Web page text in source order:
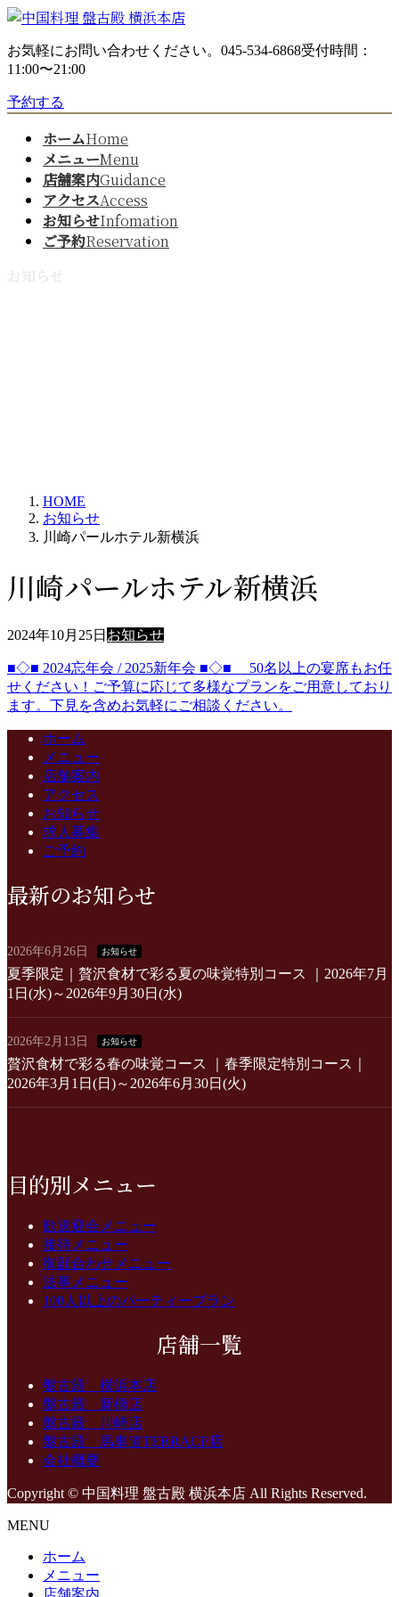
コ
テ
ン
へ
ナ
ゲ
ー
ョ
お気軽にお問い合わせください。 045-534-6868受付時間：
11:00〜21:00
予約する
ホームHome
メニューMenu
店舗案内Guidance
アクセスAccess
お知らせInfomation
ご予約Reservation
お知らせ
HOME
お知らせ
川崎パールホテル新横浜
川崎パールホテル新横浜
2024年10月25日 お知らせ
■◇■ 2024忘年会 / 2025新年会 ■◇■ 50名以上の宴席もお任
せください！ご予算に応じて多様なプランをご用意しており
ます。下見を含めお気軽にご相談ください。
ホーム
メニュー
店舗案内
アクセス
お知らせ
求人募集
ご予約
最新のお知らせ
2026年6月26日 お知らせ
夏季限定｜贅沢食材で彩る夏の味覚特別コース ｜2026年7月
1日(水)～2026年9月30日(水)
2026年2月13日 お知らせ
贅沢食材で彩る春の味覚コース ｜春季限定特別コース｜
2026年3月1日(日)～2026年6月30日(火)
目的別メニュー
歓送迎会メニュー
接待メニュー
御顔合わせメニュー
法事メニュー
100人以上のパーティープラン
店舗一覧
盤古殿 横浜本店
盤古殿 新橋店
盤古殿 川崎店
盤古殿 馬車道TERRACE店
会社概要
Copyright © 中国料理 盤古殿 横浜本店 All Rights Reserved.
MENU
ホーム
メニュー